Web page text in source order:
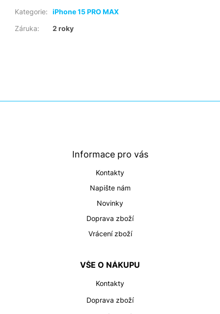
Kategorie:
iPhone 15 PRO MAX
Záruka: 2 roky
Informace pro vás
Kontakty
Napište nám
Novinky
Doprava zboží
Vrácení zboží
VŠE O NÁKUPU
Kontakty
Doprava zboží